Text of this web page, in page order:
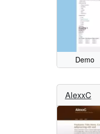
Demo
AlexxC